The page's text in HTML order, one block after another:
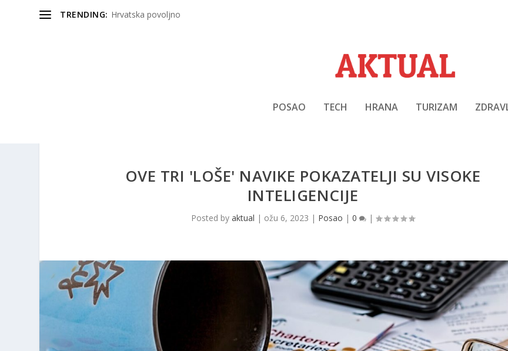
TRENDING: Hrvatska povoljno
POSAO TECH HRANA TURIZAM
OVE TRI 'LOŠE' NAVIKE POKAZATELJI SU VISOKE
INTELIGENCIJE
Posted by aktual | ožu 6, 2023 | Posao | 0 |